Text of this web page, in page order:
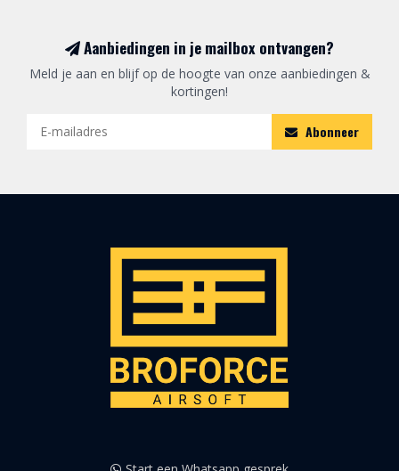
Aanbiedingen in je mailbox ontvangen?
Meld je aan en blijf op de hoogte van onze aanbiedingen &
kortingen!
Abonneer